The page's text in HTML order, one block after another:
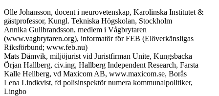
Olle Johansson, docent i neurovetenskap, Karolinska Institutet &
gästprofessor, Kungl. Tekniska Högskolan, Stockholm
Annika Gullbrandsson, medlem i Vågbrytaren
(www.vagbrytaren.org), informatör förFEB (Elöverkänsligas
Riksförbund; www.feb.nu)
Mats Dämvik, miljöjurist vid Juristfirman Unite, Kungsbacka
Örjan Hallberg, civ.ing, Hallberg Independent Research, Farsta
Kalle Hellberg, vd Maxicom AB, www.maxicom.se, Borås
Lena Lindkvist, fd polisinspektör numera kommunalpolitiker,
Lingbo